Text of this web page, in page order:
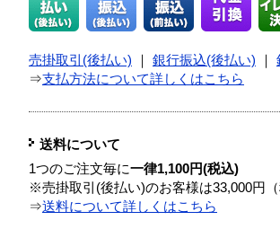
売掛取引(後払い) 銀行振込(後払い)
⇒支払方法について詳しくはこちら
送料について
1つのご注文毎に一律1,100円(税込)
※売掛取引(後払い)のお客様は33,000円
⇒送料について詳しくはこちら